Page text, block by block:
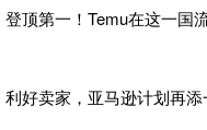
费用波动等因素影响，
跑，挑战
登顶第一！Temu在这一国
利好卖家，亚马逊计划再